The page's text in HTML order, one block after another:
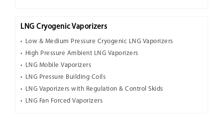
LNG Cryogenic Vaporizers
Low & Medium Pressure Cryogenic LNG Vaporizers
High Pressure Ambient LNG Vaporizers
LNG Mobile Vaporizers
LNG Pressure Building Coils
LNG Vaporizers with Regulation & Control Skids
LNG Fan Forced Vaporizers